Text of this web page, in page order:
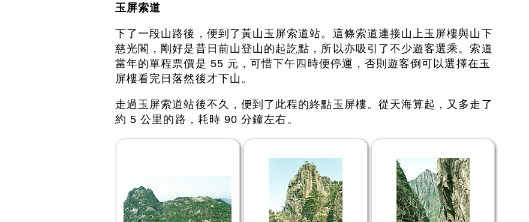
玉屏索道
下了一段山路後，便到了黃山玉屏索道站。這條索道連接山上玉屏樓與山下
慈光閣，剛好是昔日前山登山的起訖點，所以亦吸引了不少遊客選乘。索道
當年的單程票價是 55 元，可惜下午四時便停運，否則遊客倒可以選擇在玉
屏樓看完日落然後才下山。
走過玉屏索道站後不久，便到了此程的終點玉屏樓。從天海算起，又多走了
約 5 公里的路，耗時 90 分鐘左右。